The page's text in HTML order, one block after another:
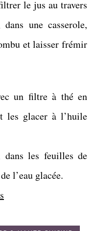
le jus au travers
une casserole,
et laisser frémir
un filtre à thé en
les glacer à l’huile
les feuilles de
l’eau glacée.